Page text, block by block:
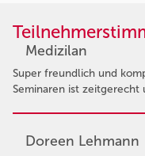
Medizilan
Super freundlich und
Seminaren ist
Doreen Lehmann